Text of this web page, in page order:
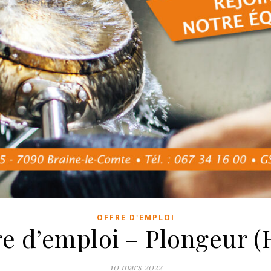
OFFRE D'EMPLOI
d’emploi – Plongeur
10 mars 2022